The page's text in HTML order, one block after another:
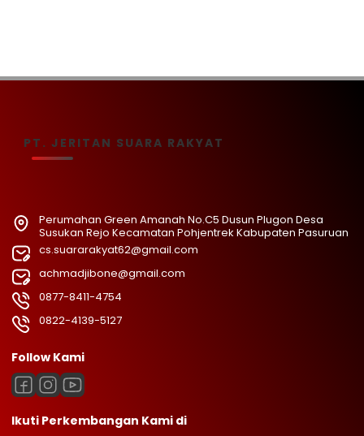
PT. JERITAN SUARA RAKYAT
Perumahan Green Amanah No.C5 Dusun Plugon Desa
Susukan Rejo Kecamatan Pohjentrek Kabupaten Pasuruan
cs.suararakyat62@gmail.com
achmadjibone@gmail.com
0877-8411-4754
0822-4139-5127
Follow Kami
Ikuti Perkembangan Kami di